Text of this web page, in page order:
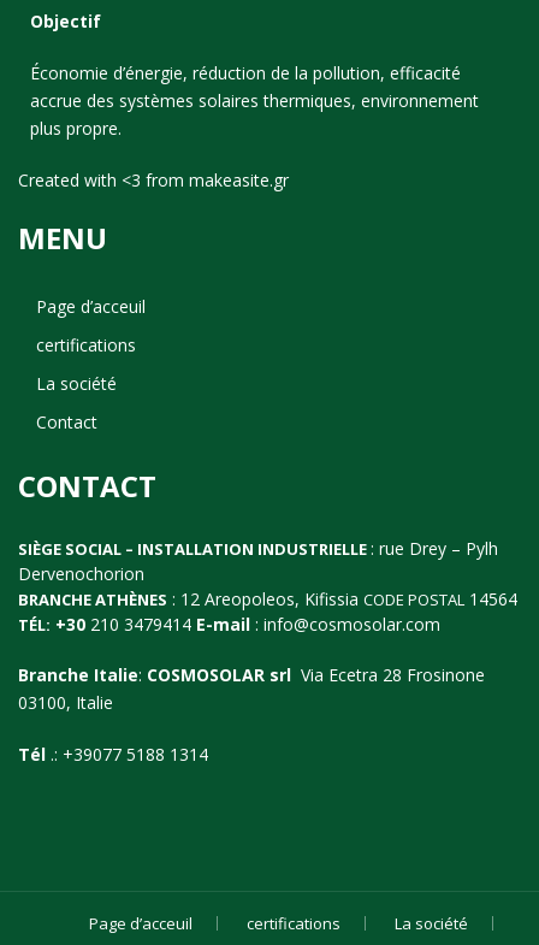
Objectif
Économie d’énergie, réduction de la pollution, efficacité
accrue des systèmes solaires thermiques, environnement
plus propre.
Created with <3 from makeasite.gr
MENU
Page d’acceuil
certifications
La société
Contact
CONTACT
SIÈGE SOCIAL – INSTALLATION INDUSTRIELLE: rue Drey – Pylh
Dervenochorion
BRANCHE ATHÈNES : 12 Areopoleos, Kifissia CODE POSTAL 14564
TÉL: +30 210 3479414 E-mail : info@cosmosolar.com
Branche Italie: COSMOSOLAR srl Via Ecetra 28 Frosinone
03100, Italie
Tél .: +39077 5188 1314
Page d’acceuil certifications
La société